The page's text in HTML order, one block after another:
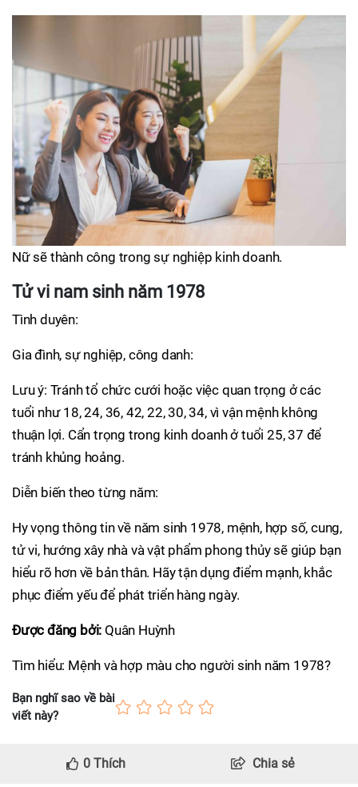
Nữ sẽ thành công trong sự nghiệp kinh doanh.
Tử vi nam sinh năm 1978
Tình duyên:
Gia đình, sự nghiệp, công danh:
Lưu ý: Tránh tổ chức cưới hoặc việc quan trọng ở các
tuổi như 18, 24, 36, 42, 22, 30, 34, vì vận mệnh không
thuận lợi. Cẩn trọng trong kinh doanh ở tuổi 25, 37 để
tránh khủng hoảng.
Diễn biến theo từng năm:
Hy vọng thông tin về năm sinh 1978, mệnh, hợp số, cung,
tử vi, hướng xây nhà và vật phẩm phong thủy sẽ giúp bạn
hiểu rõ hơn về bản thân. Hãy tận dụng điểm mạnh, khắc
phục điểm yếu để phát triển hàng ngày.
Được đăng bởi: Quân Huỳnh
Tìm hiểu: Mệnh và hợp màu cho người sinh năm 1978?
Bạn nghĩ sao về bài
viết này?
0 Thích Chia sẻ